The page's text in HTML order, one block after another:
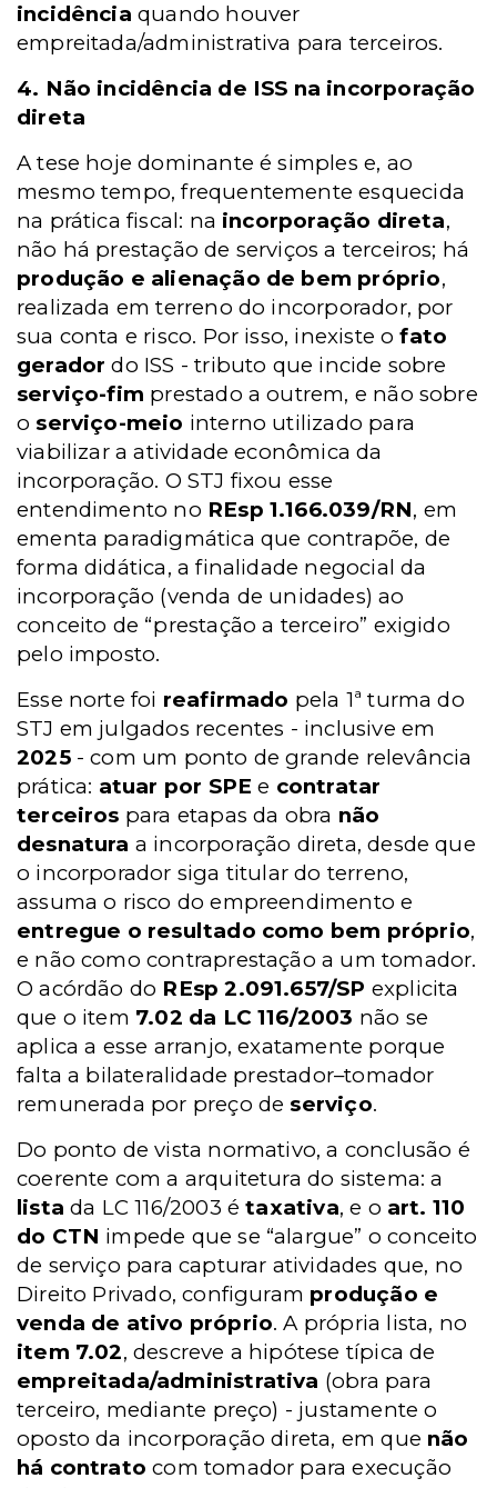
incidência quando houver
empreitada/administrativa para terceiros.
4. Não incidência de ISS na incorporação
direta
A tese hoje dominante é simples e, ao
mesmo tempo, frequentemente esquecida
na prática fiscal: na incorporação direta,
não há prestação de serviços a terceiros; há
produção e alienação de bem próprio,
realizada em terreno do incorporador, por
sua conta e risco. Por isso, inexiste ofato
gerador do ISS - tributo que incide sobre
serviço-fim prestado a outrem, e não sobre
o serviço-meio interno utilizado para
viabilizar a atividade econômica da
incorporação. O STJ fixou esse
entendimento no REsp 1.166.039/RN, em
ementa paradigmática que contrapõe, de
forma didática, a finalidade negocial da
incorporação (venda de unidades) ao
conceito de “prestação a terceiro” exigido
pelo imposto.
Esse norte foi reafirmado pela 1ª turma do
STJ em julgados recentes - inclusive em
2025- com um ponto de grande relevância
prática: atuar por SPE e contratar
terceiros para etapas da obra não
desnatura a incorporação direta, desde que
o incorporador siga titular do terreno,
assuma o risco do empreendimento e
entregue o resultado como bem próprio,
e não como contraprestação a um tomador.
O acórdão do REsp 2.091.657/SP explicita
que o item 7.02 da LC 116/2003 não se
aplica a esse arranjo, exatamente porque
falta a bilateralidade prestador–tomador
remunerada por preço de serviço.
Do ponto de vista normativo, a conclusão é
coerente com a arquitetura do sistema: a
lista da LC 116/2003 étaxativa, e o art. 110
do CTN impede que se “alargue” o conceito
de serviço para capturar atividades que, no
Direito Privado, configuram produção e
venda de ativo próprio. A própria lista, no
item 7.02, descreve a hipótese típica de
empreitada/administrativa (obra para
terceiro, mediante preço) - justamente o
oposto da incorporação direta, em que não
há contrato com tomador para execução